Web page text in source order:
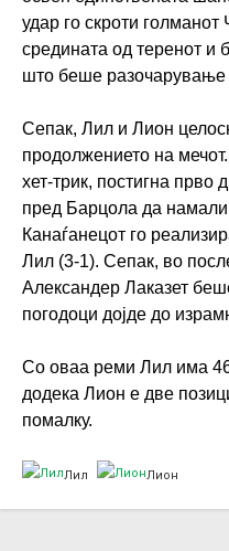
удар го скроти
средината од теренот и
што беше разочарување
Сепак, Лил и Лион
продолжението на мечот.
хет-трик, постигна прво
пред Барцола да
Канаѓанецот го
Лил (3-1). Сепак, во
Александер Лаказет
погодоци дојде до
Со оваа реми Лил има
додека Лион е две
помалку.
Лил Лион